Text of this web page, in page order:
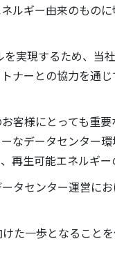
ルギー由来のもの
実現するため、当
ナーとの協力を通
客様にとっても重
なデータセンター
再生可能エネルギ
タセンター運営に
た一歩となることを